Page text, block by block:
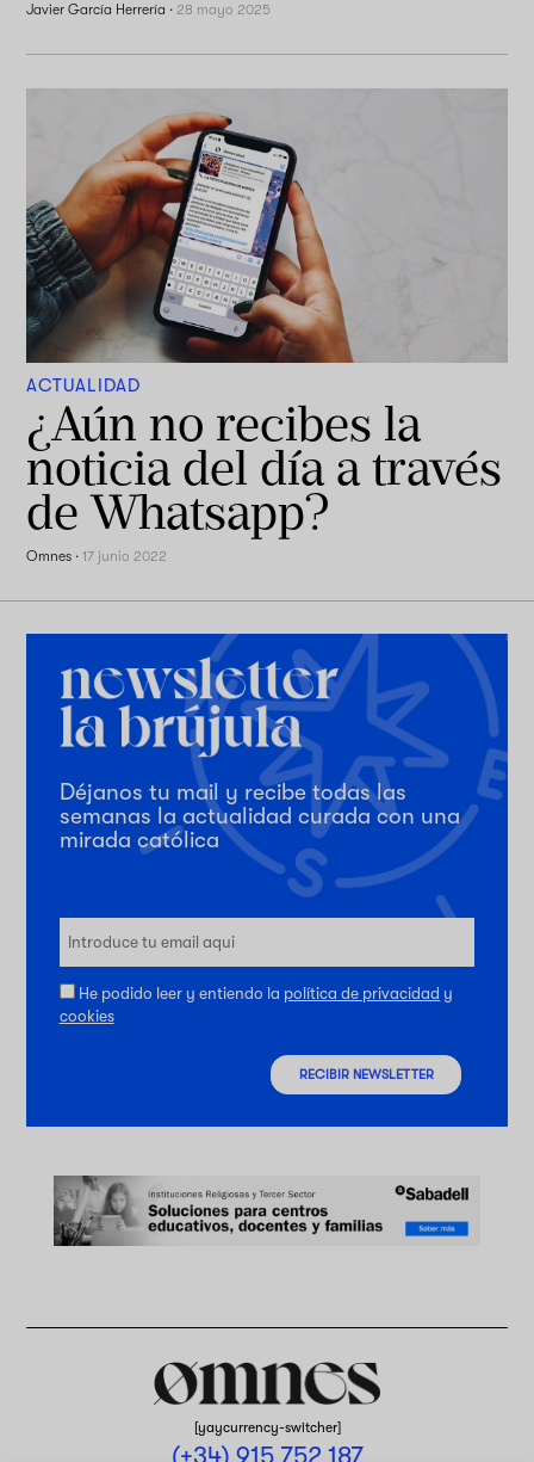
Javier García Herrería ·28 mayo 2025
ACTUALIDAD
¿Aún no recibes la
noticia del día a través
de Whatsapp?
Omnes ·17 junio 2022
Déjanos tu mail y recibe todas las
semanas la actualidad curada con una
mirada católica
He podido leer y entiendo la política de privacidad y
cookies
RECIBIR NEWSLETTER
[yaycurrency-switcher]